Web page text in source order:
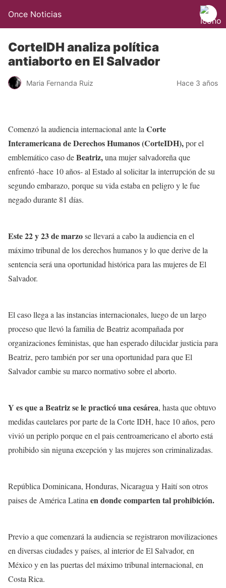
Once Noticias
CorteIDH analiza política
antiaborto en El Salvador
Maria Fernanda Ruiz Hace 3 años
Comenzó la audiencia internacional ante la Corte
Interamericana de Derechos Humanos (CorteIDH),por el
emblemático caso deBeatriz,una mujer salvadoreña que
enfrentó -hace 10 años- al Estado al solicitar la interrupción de su
segundo embarazo, porque su vida estaba en peligro y le fue
negado durante 81 días.
Este 22 y 23 de marzose llevará a cabo la audiencia en el
máximo tribunal de los derechos humanos y lo que derive de la
sentencia será una oportunidad histórica para las mujeres de El
Salvador.
El caso llega a las instancias internacionales, luego de un largo
proceso que llevó la familia de Beatriz acompañada por
organizaciones feministas, que han esperado dilucidar justicia para
Beatriz, pero también por ser una oportunidad para que El
Salvador cambie su marco normativo sobre el aborto.
Y es que a Beatriz se le practicó una cesárea, hasta que obtuvo
medidas cautelares por parte de la Corte IDH, hace 10 años, pero
vivió un periplo porque en el pais centroamericano el aborto está
prohibido sin niguna excepción y las mujeres son criminalizadas.
República Dominicana, Honduras, Nicaragua y Haití son otros
paises de América Latina en donde comparten tal prohibición.
Previo a que comenzará la audiencia se registraron movilizaciones
en diversas ciudades y países, al interior de El Salvador, en
México y en las puertas del máximo tribunal internacional, en
Costa Rica.